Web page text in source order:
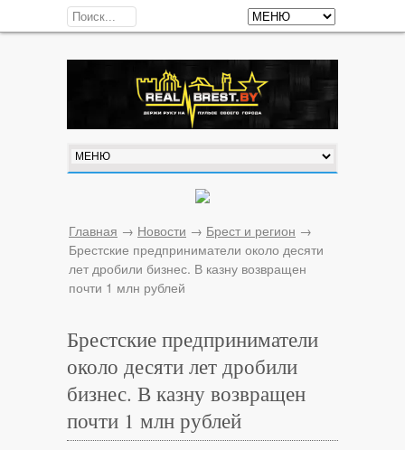
Главная → Новости → Брест и регион →
Брестские предприниматели около десяти
лет дробили бизнес. В казну возвращен
почти 1 млн рублей
Брестские предприниматели
около десяти лет дробили
бизнес. В казну возвращен
почти 1 млн рублей